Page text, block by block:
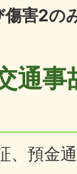
害2の
通
、預金